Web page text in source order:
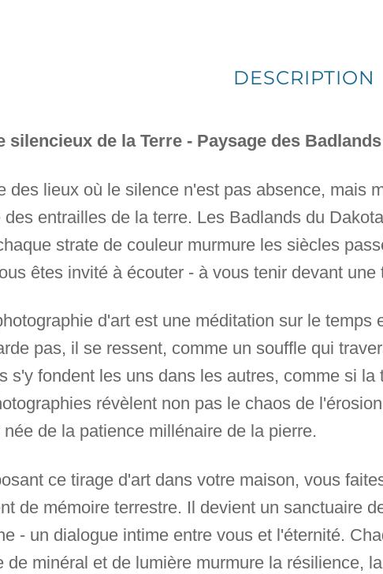
DESCRIPTION
silencieux de la Terre - Paysage des
des lieux où le silence n'est pas absence, mais
des entrailles de la terre. Les Badlands du
strate de couleur murmure les siècles
êtes invité à écouter - à vous tenir devant
d'art est une méditation sur le temps
pas, il se ressent, comme un souffle qui
s'y fondent les uns dans les autres, comme si la
révèlent non pas le chaos de
née de la patience millénaire de la pierre.
ce tirage d'art dans votre maison, vous
de mémoire terrestre. Il devient un sanctuaire
- un dialogue intime entre vous et l'éternité.
de minéral et de lumière murmure la résilience,